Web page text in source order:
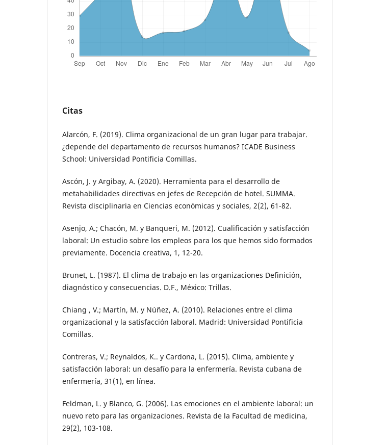
Citas
Alarcón, F. (2019). Clima organizacional de un gran lugar para trabajar.
¿depende del departamento de recursos humanos? ICADE Business
School: Universidad Pontificia Comillas.
Ascón, J. y Argibay, A. (2020). Herramienta para el desarrollo de
metahabilidades directivas en jefes de Recepción de hotel. SUMMA.
Revista disciplinaria en Ciencias económicas y sociales, 2(2), 61-82.
Asenjo, A.; Chacón, M. y Banqueri, M. (2012). Cualificación y satisfacción
laboral: Un estudio sobre los empleos para los que hemos sido formados
previamente. Docencia creativa, 1, 12-20.
Brunet, L. (1987). El clima de trabajo en las organizaciones Definición,
diagnóstico y consecuencias. D.F., México: Trillas.
Chiang , V.; Martín, M. y Núñez, A. (2010). Relaciones entre el clima
organizacional y la satisfacción laboral. Madrid: Universidad Pontificia
Comillas.
Contreras, V.; Reynaldos, K.. y Cardona, L. (2015). Clima, ambiente y
satisfacción laboral: un desafío para la enfermería. Revista cubana de
enfermería, 31(1), en línea.
Feldman, L. y Blanco, G. (2006). Las emociones en el ambiente laboral: un
nuevo reto para las organizaciones. Revista de la Facultad de medicina,
29(2), 103-108.